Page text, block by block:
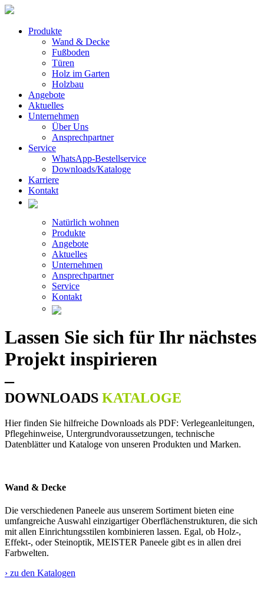
Produkte
Wand & Decke
Fußboden
Türen
Holz im Garten
Holzbau
Angebote
Aktuelles
Unternehmen
Über Uns
Ansprechpartner
Service
WhatsApp-Bestellservice
Downloads/Kataloge
Karriere
Kontakt
Natürlich wohnen
Produkte
Angebote
Aktuelles
Unternehmen
Ansprechpartner
Service
Kontakt
Lassen Sie sich für Ihr nächstes
Projekt inspirieren
–
DOWNLOADS KATALOGE
Hier finden Sie hilfreiche Downloads als PDF: Verlegeanleitungen,
Pflegehinweise, Untergrundvoraussetzungen, technische
Datenblätter und Kataloge von unseren Produkten und Marken.
Wand & Decke
Die verschiedenen Paneele aus unserem Sortiment bieten eine
umfangreiche Auswahl einzigartiger Oberflächenstrukturen, die sich
mit allen Einrichtungsstilen kombinieren lassen. Egal, ob Holz-,
Effekt-, oder Steinoptik, MEISTER Paneele gibt es in allen drei
Farbwelten.
› zu den Katalogen